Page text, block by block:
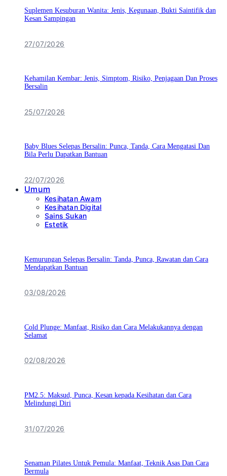
Suplemen Kesuburan Wanita: Jenis, Kegunaan, Bukti Saintifik dan
Kesan Sampingan
27/07/2026
Kehamilan Kembar: Jenis, Simptom, Risiko, Penjagaan Dan Proses
Bersalin
25/07/2026
Baby Blues Selepas Bersalin: Punca, Tanda, Cara Mengatasi Dan
Bila Perlu Dapatkan Bantuan
22/07/2026
Umum
Kesihatan Awam
Kesihatan Digital
Sains Sukan
Estetik
Kemurungan Selepas Bersalin: Tanda, Punca, Rawatan dan Cara
Mendapatkan Bantuan
03/08/2026
Cold Plunge: Manfaat, Risiko dan Cara Melakukannya dengan
Selamat
02/08/2026
PM2.5: Maksud, Punca, Kesan kepada Kesihatan dan Cara
Melindungi Diri
31/07/2026
Senaman Pilates Untuk Pemula: Manfaat, Teknik Asas Dan Cara
Bermula